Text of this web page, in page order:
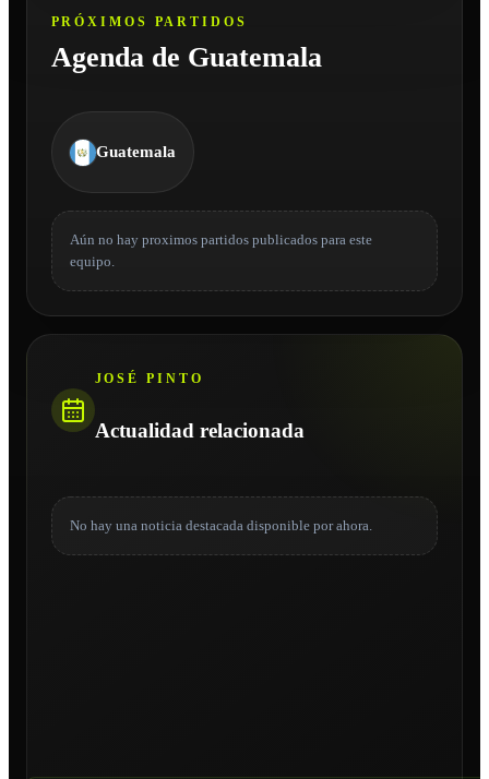
PRÓXIMOS PARTIDOS
Agenda de Guatemala
Guatemala
Aún no hay proximos partidos publicados para este
equipo.
JOSÉ PINTO
Actualidad relacionada
No hay una noticia destacada disponible por ahora.